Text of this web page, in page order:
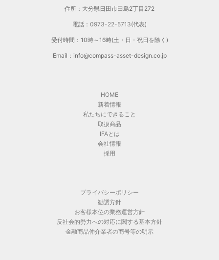
住所：大分県日田市田島2丁目272
電話： 0973-22-5713(代表)
受付時間：10時～16時(土・日・祝日を除く)
Email：info@compass-asset-design.co.jp
HOME
新着情報
私たちにできること
取扱商品
IFAとは
会社情報
採用
プライバシーポリシー
勧誘方針
お客様本位の業務運営方針
反社会的勢力への対応に関する基本方針
金融商品仲介業者の商号等の明示